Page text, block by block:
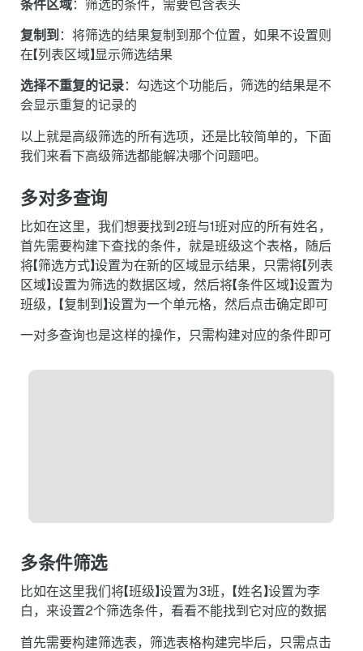
条件区域：筛选的条件，需要包含表头
复制到 ：将筛选的结果复制到那个位置，如果不设置则
在【列表区域】显示筛选结果
选择不重复的记录：勾选这个功能后，筛选的结果是不
会显示重复的记录的
以上就是高级筛选的所有选项，还是比较简单的，下面
我们来看下高级筛选都能解决哪个问题吧。
多对多查询
比如在这里，我们想要找到2班与1班对应的所有姓名，
首先需要构建下查找的条件，就是班级这个表格，随后
将【筛选方式】设置为在新的区域显示结果，只需将【列表
区域】设置为筛选的数据区域，然后将【条件区域】设置为
班级，【复制到】设置为一个单元格，然后点击确定即可
一对多查询也是这样的操作，只需构建对应的条件即可
多条件筛选
比如在这里我们将【班级】设置为3班，【姓名】设置为李
白，来设置2个筛选条件，看看不能找到它对应的数据
首先需要构建筛选表，筛选表格构建完毕后，只需点击